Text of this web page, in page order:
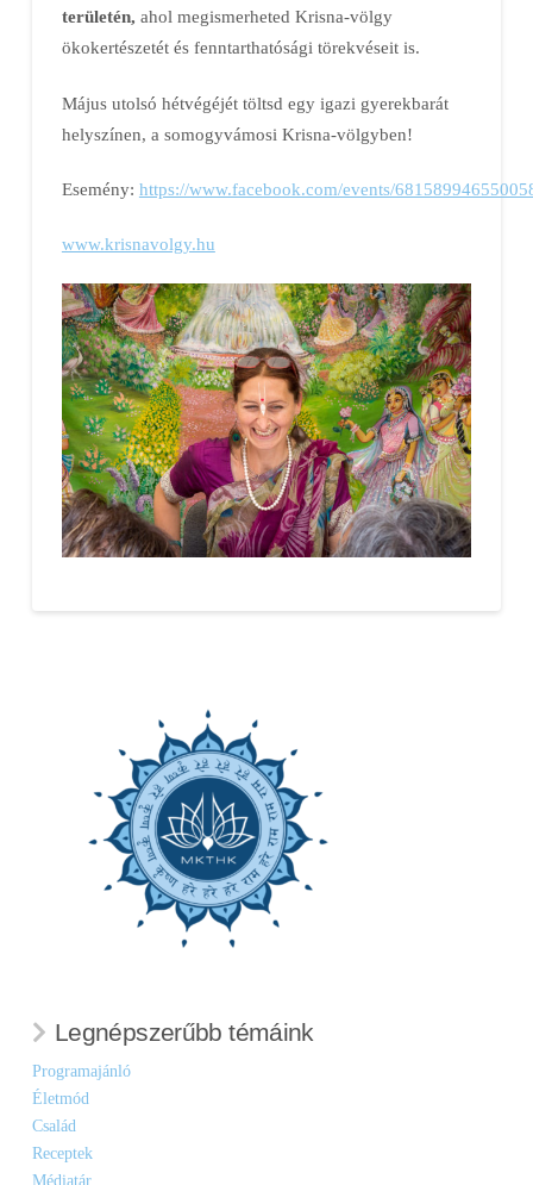
területén, ahol megismerheted Krisna-völgy
ökokertészetét és fenntarthatósági törekvéseit is.
Május utolsó hétvégéjét töltsd egy igazi gyerekbarát
helyszínen, a somogyvámosi Krisna-völgyben!
Esemény: https://www.facebook.com/events/
www.krisnavolgy.hu
Legnépszerűbb témáink
Programajánló
Életmód
Család
Receptek
Médiatár